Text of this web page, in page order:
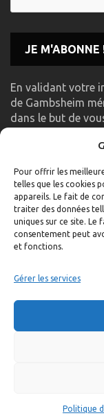
Pour offrir les
telles que les cookies
appareils. Le fait de
traiter des données
uniques sur ce site. Le
consentement peut
et fonctions.
Gérer les services
Politique
En validant votre
de Gambsheim
dans le but de
LIENS UTILES
Accueil
Formulaire de contact
Gambs TV
Mentions légales